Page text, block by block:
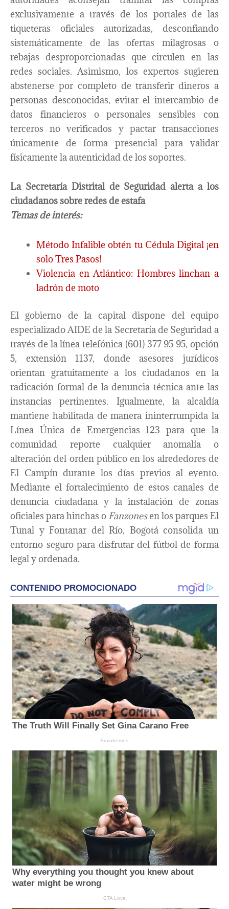
exclusivamente a través de los portales de las
tiqueteras oficiales autorizadas, desconfiando
sistemáticamente de las ofertas milagrosas o
rebajas desproporcionadas que circulen en las
redes sociales. Asimismo, los expertos sugieren
abstenerse por completo de transferir dineros a
personas desconocidas, evitar el intercambio de
datos financieros o personales sensibles con
terceros no verificados y pactar transacciones
únicamente de forma presencial para validar
físicamente la autenticidad de los soportes.
La Secretaría Distrital de Seguridad alerta a los
ciudadanos sobre redes de estafa
Temas de interés:
Método Infalible obtén tu Cédula Digital ¡en
solo Tres Pasos!
Violencia en Atlántico: Hombres linchan a
ladrón de moto
El gobierno de la capital dispone del equipo
especializado AIDE de la Secretaría de Seguridad a
través de la línea telefónica (601) 377 95 95, opción
5, extensión 1137, donde asesores jurídicos
orientan gratuitamente a los ciudadanos en la
radicación formal de la denuncia técnica ante las
instancias pertinentes. Igualmente, la alcaldía
mantiene habilitada de manera ininterrumpida la
Línea Única de Emergencias 123 para que la
comunidad reporte cualquier anomalía o
alteración del orden público en los alrededores de
El Campín durante los días previos al evento.
Mediante el fortalecimiento de estos canales de
denuncia ciudadana y la instalación de zonas
oficiales para hinchas o Fanzonesen los parques El
Tunal y Fontanar del Río, Bogotá consolida un
entorno seguro para disfrutar del fútbol de forma
legal y ordenada.